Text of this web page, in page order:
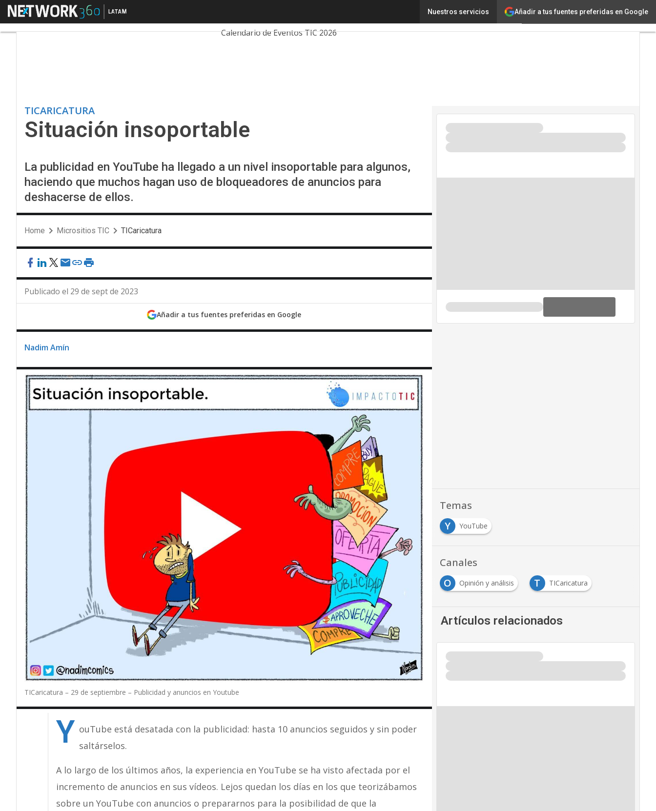
Añadir a tus fuentes preferidas en Google
Nuestros servicios
Menú Inteligencia Artificial
Ciberseguridad
Calendario de Eventos TIC 2026
TICARICATURA
Situación insoportable
La publicidad en YouTube ha llegado a un nivel insoportable para algunos,
haciendo que muchos hagan uso de bloqueadores de anuncios para
deshacerse de ellos.
Home Micrositios TIC TICaricatura
Publicado el 29 de sept de 2023
Añadir a tus fuentes preferidas en Google
Nadim Amín
TICaricatura – 29 de septiembre – Publicidad y anuncios en Youtube
Y ouTube está desatada con la publicidad: hasta 10 anuncios seguidos y sin poder
saltárselos.
A lo largo de los últimos años, la experiencia en YouTube se ha visto afectada por el
incremento de anuncios en sus vídeos. Lejos quedan los días en los que teorizábamos
sobre un YouTube con anuncios o prepararnos para la posibilidad de que la
Temas
Y
YouTube
Canales
O
Opinión y análisis T TICaricatura
Artículos relacionados